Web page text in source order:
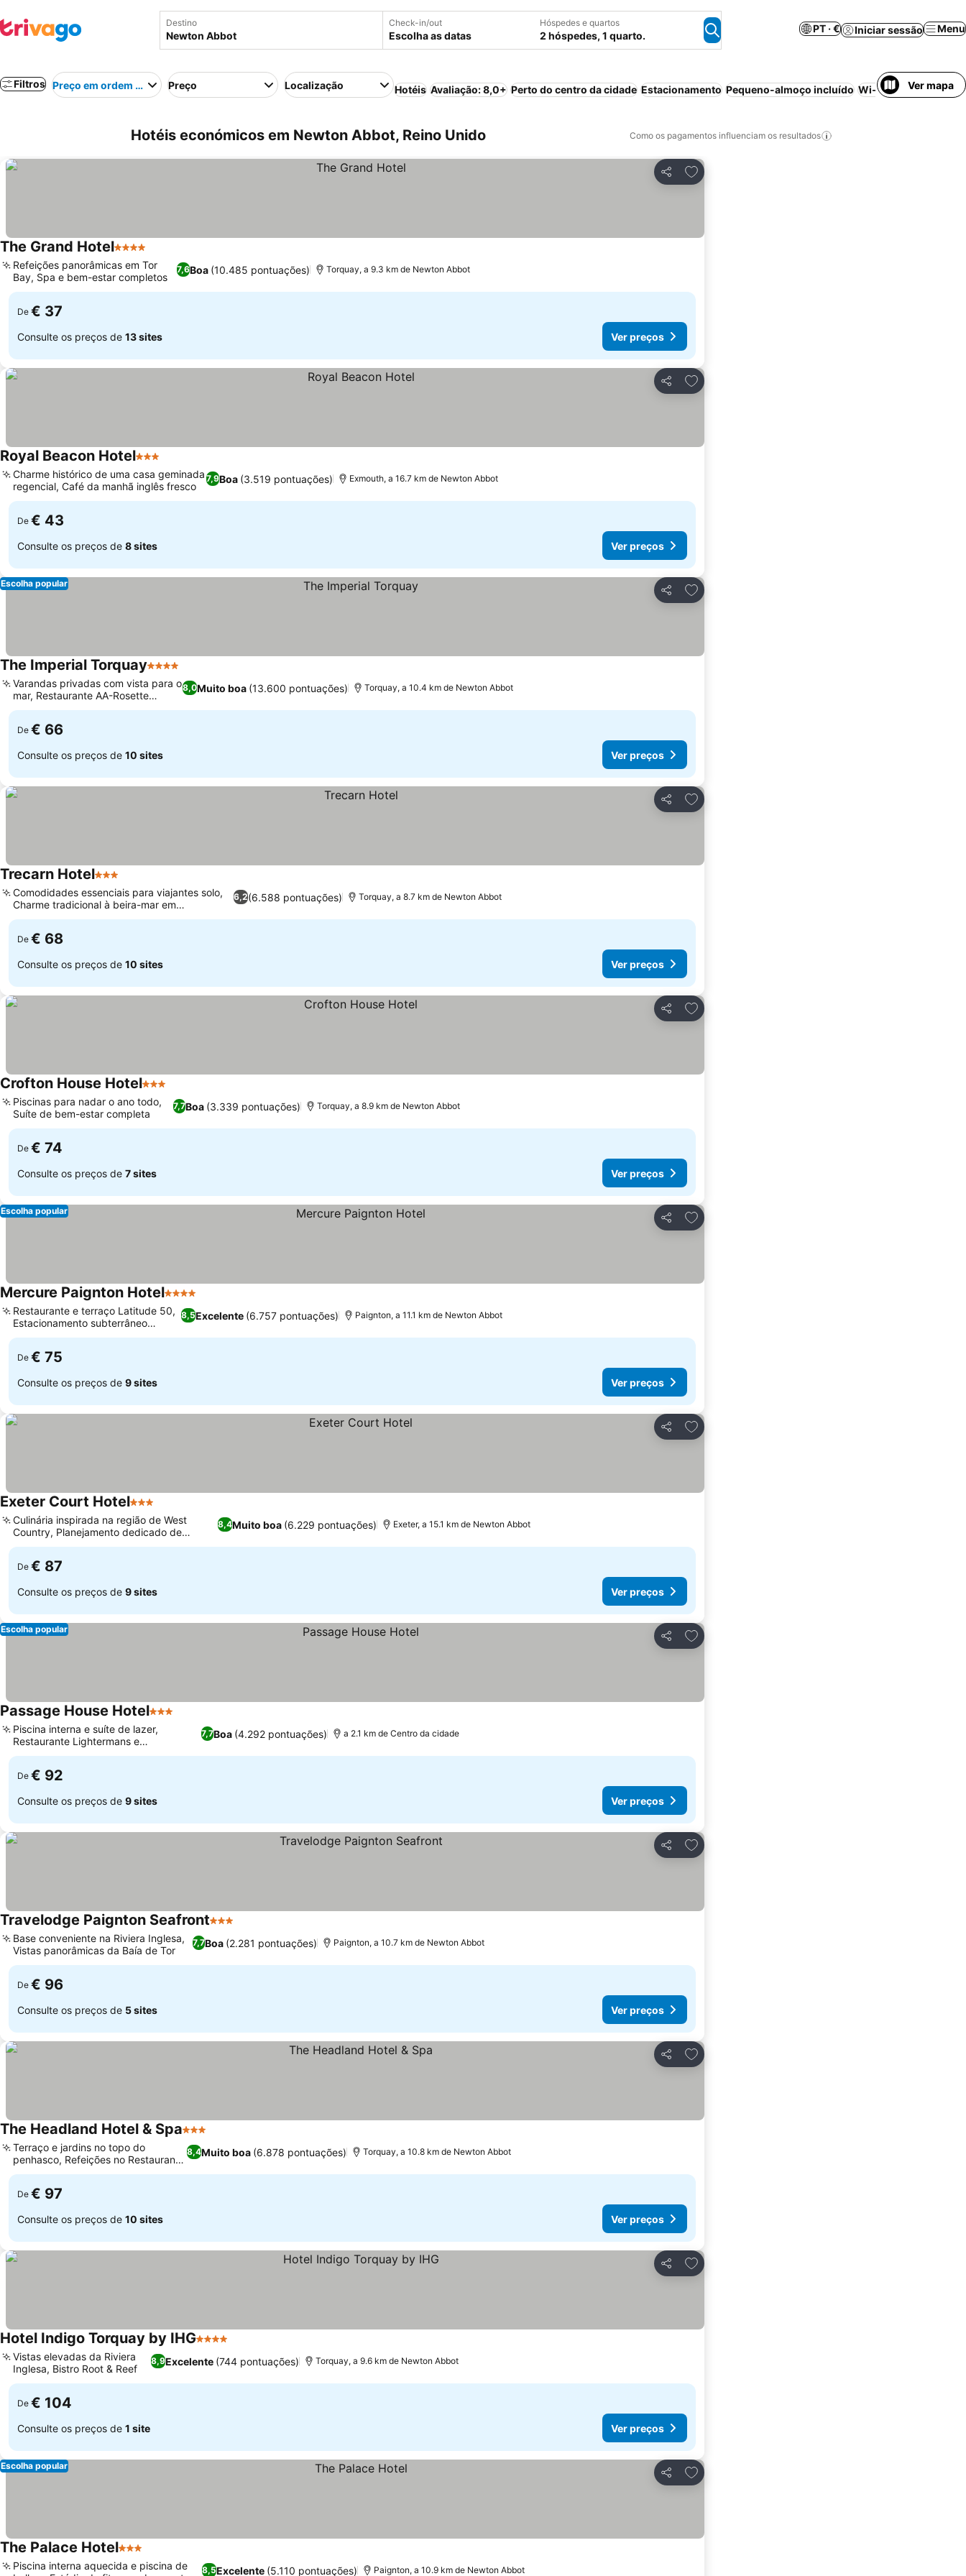
Destino Check-in/out
Escolha as datas
Hóspedes e quartos
2 hóspedes, 1 quarto.
PT · € Iniciar sessão Menu
Filtros Preço em ordem crescentePreço Localização Hotéis Avaliação: 8,0+ Perto do centro da cidade Estacionamento Pequeno-almoço incluído Wi-fi AnimaisVer mapa
Hotéis económicos em Newton Abbot, Reino Unido Como os pagamentos influenciam os resultados
Partilhar
Adicionar aos favoritos
The Grand Hotel4 Estrelas
7,6Boa (10.485 pontuações)
Refeições panorâmicas em Tor
Bay, Spa e bem-estar completos
Torquay, a 9.3 km de Newton Abbot
De € 37
Consulte os preços de 13 sites Ver preços
Partilhar
Adicionar aos favoritos
Royal Beacon Hotel3 Estrelas
7,9Boa (3.519 pontuações)
Charme histórico de uma casa geminada
regencial, Café da manhã inglês fresco
Exmouth, a 16.7 km de Newton Abbot
De € 43
Consulte os preços de 8 sites Ver preços
Partilhar
Adicionar aos favoritos
Escolha popular
The Imperial Torquay4 Estrelas
8,0Muito boa (13.600 pontuações)
Varandas privadas com vista para o
mar, Restaurante AA-Rosette
Regatta
Torquay, a 10.4 km de Newton Abbot
De € 66
Consulte os preços de 10 sites Ver preços
Partilhar
Adicionar aos favoritos
Trecarn Hotel3 Estrelas
6,2(6.588 pontuações)
Comodidades essenciais para viajantes solo,
Charme tradicional à beira-mar em
Babbacombe
Torquay, a 8.7 km de Newton Abbot
De € 68
Consulte os preços de 10 sites Ver preços
Partilhar
Adicionar aos favoritos
Crofton House Hotel3 Estrelas
7,7Boa (3.339 pontuações)
Piscinas para nadar o ano todo,
Suíte de bem-estar completa
Torquay, a 8.9 km de Newton Abbot
De € 74
Consulte os preços de 7 sites Ver preços
Partilhar
Adicionar aos favoritos
Escolha popular
Mercure Paignton Hotel4 Estrelas
8,5Excelente (6.757 pontuações)
Restaurante e terraço Latitude 50,
Estacionamento subterrâneo
seguro
Paignton, a 11.1 km de Newton Abbot
De € 75
Consulte os preços de 9 sites Ver preços
Partilhar
Adicionar aos favoritos
Exeter Court Hotel3 Estrelas
8,4Muito boa (6.229 pontuações)
Culinária inspirada na região de West
Country, Planejamento dedicado de
casamentos e eventos
Exeter, a 15.1 km de Newton Abbot
De € 87
Consulte os preços de 9 sites Ver preços
Partilhar
Adicionar aos favoritos
Escolha popular
Passage House Hotel3 Estrelas
7,7Boa (4.292 pontuações)
Piscina interna e suíte de lazer,
Restaurante Lightermans e
conservatório Vue
a 2.1 km de Centro da cidade
De € 92
Consulte os preços de 9 sites Ver preços
Partilhar
Adicionar aos favoritos
Travelodge Paignton Seafront3 Estrelas
7,7Boa (2.281 pontuações)
Base conveniente na Riviera Inglesa,
Vistas panorâmicas da Baía de Tor
Paignton, a 10.7 km de Newton Abbot
De € 96
Consulte os preços de 5 sites Ver preços
Partilhar
Adicionar aos favoritos
The Headland Hotel & Spa3 Estrelas
8,4Muito boa (6.878 pontuações)
Terraço e jardins no topo do
penhasco, Refeições no Restaurante
Romanoff
Torquay, a 10.8 km de Newton Abbot
De € 97
Consulte os preços de 10 sites Ver preços
Partilhar
Adicionar aos favoritos
Hotel Indigo Torquay by IHG4 Estrelas
8,9Excelente (744 pontuações)
Vistas elevadas da Riviera
Inglesa, Bistro Root & Reef
Torquay, a 9.6 km de Newton Abbot
De € 104
Consulte os preços de 1 site Ver preços
Partilhar
Adicionar aos favoritos
Escolha popular
The Palace Hotel3 Estrelas
8,5Excelente (5.110 pontuações)
Piscina interna aquecida e piscina de
Paignton, a 10.9 km de Newton Abbot